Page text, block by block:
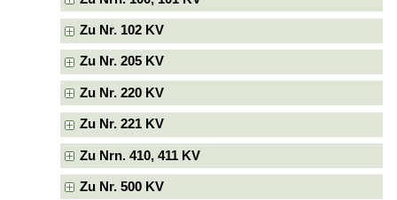
Zu Nr. 102 KV
Zu Nr. 205 KV
Zu Nr. 220 KV
Zu Nr. 221 KV
Zu Nrn. 410, 411 KV
Zu Nr. 500 KV